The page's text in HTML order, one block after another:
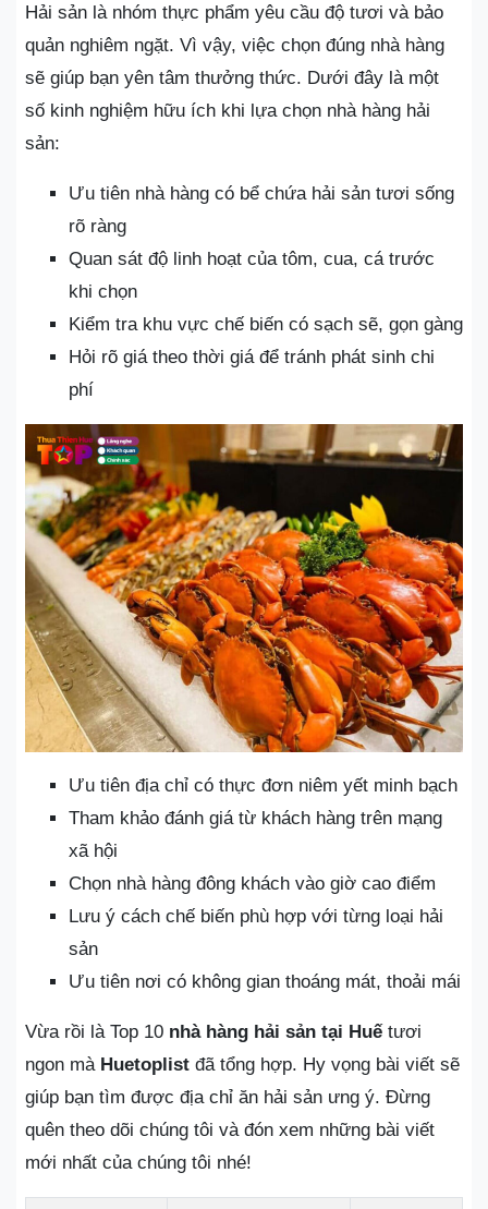
Hải sản là nhóm thực phẩm yêu cầu độ tươi và bảo
quản nghiêm ngặt. Vì vậy, việc chọn đúng nhà hàng
sẽ giúp bạn yên tâm thưởng thức. Dưới đây là một
số kinh nghiệm hữu ích khi lựa chọn nhà hàng hải
sản:
Ưu tiên nhà hàng có bể chứa hải sản tươi sống
rõ ràng
Quan sát độ linh hoạt của tôm, cua, cá trước
khi chọn
Kiểm tra khu vực chế biến có sạch sẽ, gọn gàng
Hỏi rõ giá theo thời giá để tránh phát sinh chi
phí
Ưu tiên địa chỉ có thực đơn niêm yết minh bạch
Tham khảo đánh giá từ khách hàng trên mạng
xã hội
Chọn nhà hàng đông khách vào giờ cao điểm
Lưu ý cách chế biến phù hợp với từng loại hải
sản
Ưu tiên nơi có không gian thoáng mát, thoải mái
Vừa rồi là Top 10 nhà hàng hải sản tại Huếtươi
ngon mà Huetoplist đã tổng hợp. Hy vọng bài viết sẽ
giúp bạn tìm được địa chỉ ăn hải sản ưng ý. Đừng
quên theo dõi chúng tôi và đón xem những bài viết
mới nhất của chúng tôi nhé!